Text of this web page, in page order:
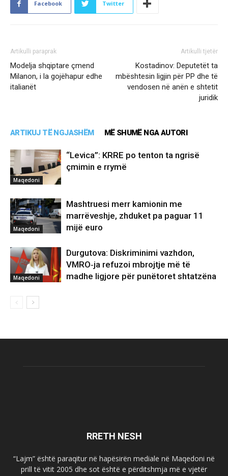
Facebook Twitter
Artikulli paraprak
Modelja shqiptare çmend
Milanon, i la gojëhapur edhe
italianët
Artikulli tjetër
Kostadinov: Deputetët ta
mbështesin ligjin për PP dhe të
vendosen në anën e shtetit
juridik
ARTIKUJ TË NGJASHËM MË SHUMË NGA AUTORI
Maqedoni
“Levica”: KRRE po tenton ta ngrisë
çmimin e rrymë
Maqedoni
Mashtruesi merr kamionin me
marrëveshje, zhduket pa paguar 11
mijë euro
Maqedoni
Durgutova: Diskriminimi vazhdon,
VMRO‑ja refuzoi mbrojtje më të
madhe ligjore për punëtoret shtatzëna
RRETH NESH
“Lajm” është paraqitur në hapësirën mediale në Maqedoni në
prill të vitit 2005 dhe sot është e përditshmja më e vjetër